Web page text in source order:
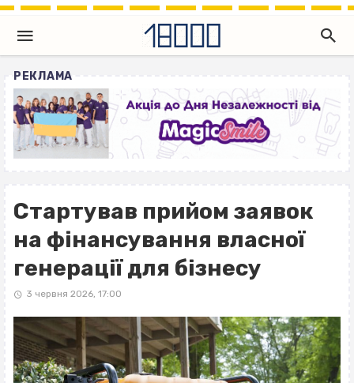
РЕКЛАМА
Стартував прийом заявок
на фінансування власної
генерації для бізнесу
3 червня 2026, 17:00